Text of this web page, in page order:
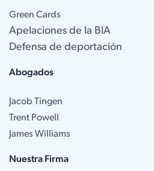
Green Cards
Apelaciones de la BIA
Defensa de deportación
Abogados
Jacob Tingen
Trent Powell
James Williams
Nuestra Firma